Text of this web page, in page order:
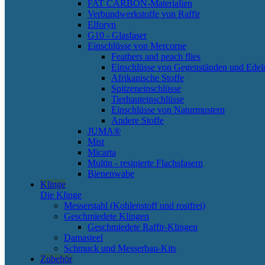
FAT CARBON-Materialien
Verbundwerkstoffe von Raffir
Elforyn
G10 - Glasfaser
Einschlüsse von Mercorne
Feathers and peach flies
Einschlüsse von Gegenständen und
Afrikanische Stoffe
Spitzeneinschlüsse
Tierhauteinschlüsse
Einschlüsse von Naturmustern
Andere Stoffe
JUMA®
Mist
Micarta
Multin - resinierte Flachsfasern
Bienenwabe
Klinge
Die Klinge
Messerstahl (Kohlenstoff und rostfrei)
Geschmiedete Klingen
Geschmiedete Raffir-Klingen
Damasteel
Schmuck und Messerbau-Kits
Zubehör